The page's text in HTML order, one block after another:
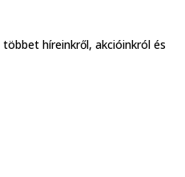
híreinkről, akcióinkról és